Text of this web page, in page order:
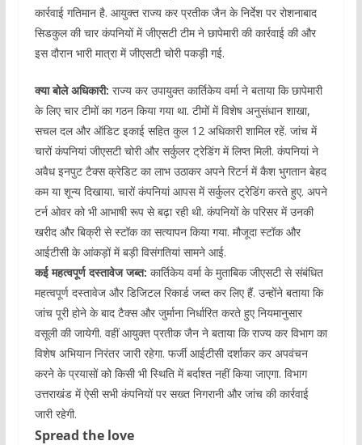
कार्रवाई गतिमान है. आयुक्त राज्य कर प्रतीक जैन के निर्देश पर रोशनाबाद
सिडकुल की चार कंपनियों में जीएसटी टीम ने छापेमारी की कार्रवाई की और
इस दौरान भारी मात्रा में जीएसटी चोरी पकड़ी गई.
क्या बोले अधिकारी: राज्य कर उपायुक्त कार्तिकेय वर्मा ने बताया कि छापेमारी
के लिए चार टीमों का गठन किया गया था. टीमों में विशेष अनुसंधान शाखा,
सचल दल और ऑडिट इकाई सहित कुल 12 अधिकारी शामिल रहें. जांच में
चारों कंपनियां जीएसटी चोरी और सर्कुलर ट्रेडिंग में लिप्त मिली. कंपनियां ने
अवैध इनपुट टैक्स क्रेडिट का लाभ उठाकर अपने रिटर्न में कैश भुगतान बेहद
कम या शून्य दिखाया. चारों कंपनियां आपस में सर्कुलर ट्रेडिंग करते हुए. अपने
टर्न ओवर को भी आभाषी रूप से बढ़ा रही थी. कंपनियों के परिसर में उनकी
खरीद और बिक्री से स्टॉक का सत्यापन किया गया. मौजूदा स्टॉक और
आईटीसी के आंकड़ों में बड़ी विसंगतियां सामने आई.
कई महत्वपूर्ण दस्तावेज जब्त: कार्तिकेय वर्मा के मुताबिक जीएसटी से संबंधित
महत्वपूर्ण दस्तावेज और डिजिटल रिकार्ड जब्त कर लिए हैं. उन्होंने बताया कि
जांच पूरी होने के बाद टैक्स और जुर्माना निर्धारित करते हुए नियमानुसार
वसूली की जायेगी. वहीं आयुक्त प्रतीक जैन ने बताया कि राज्य कर विभाग का
विशेष अभियान निरंतर जारी रहेगा. फर्जी आईटीसी दर्शाकर कर अपवंचन
करने के प्रयासों को किसी भी स्थिति में बर्दाश्त नहीं किया जाएगा. विभाग
उत्तराखंड में ऐसी सभी कंपनियों पर सख्त निगरानी और जांच की कार्रवाई
जारी रहेगी.
Spread the love